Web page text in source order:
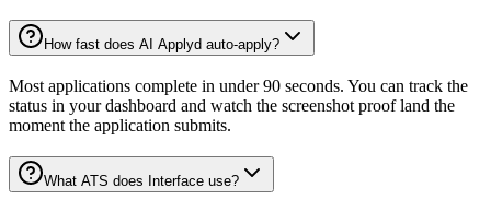
How fast does AI Applyd auto-apply?
Most applications complete in under 90 seconds. You can track the
status in your dashboard and watch the screenshot proof land the
moment the application submits.
What ATS does Interface use?